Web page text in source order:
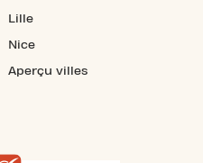
Lille
Nice
Aperçu villes